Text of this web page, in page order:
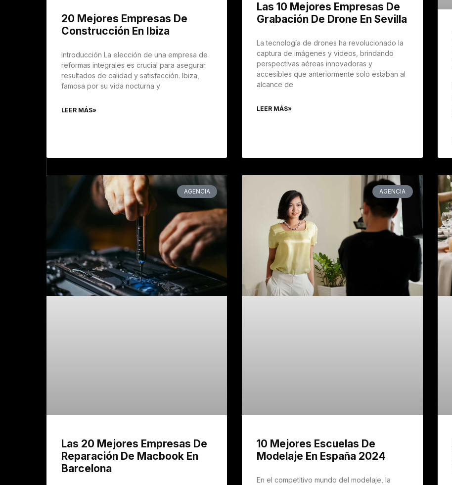
20 Mejores Empresas De
Construcción En Ibiza
Introducción La elección de una empresa de
reformas integrales es crucial para asegurar
resultados de calidad y satisfacción. Ibiza,
famosa por su vida nocturna y
LEER MÁS»
Las 10 Mejores Empresas De
Grabación De Drone En Sevilla
La tecnología de drones ha revolucionado la
captura de imágenes y videos, brindando
perspectivas aéreas innovadoras y
accesibles que anteriormente solo estaban al
alcance de
LEER MÁS»
AGENCIA
Las 20 Mejores Empresas De
Reparación De Macbook En
Barcelona
AGENCIA
10 Mejores Escuelas De
Modelaje En España 2024
En el competitivo mundo del modelaje, la